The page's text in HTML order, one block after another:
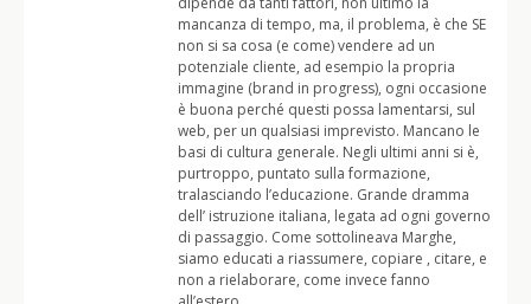
mancanza di tempo, ma, il problema, è che SE
non si sa cosa (e come) vendere ad un
potenziale cliente, ad esempio la propria
immagine (brand in progress), ogni occasione
è buona perché questi possa lamentarsi, sul
web, per un qualsiasi imprevisto. Mancano le
basi di cultura generale. Negli ultimi anni si è,
purtroppo, puntato sulla formazione,
tralasciando l’educazione. Grande dramma
dell’ istruzione italiana, legata ad ogni governo
di passaggio. Come sottolineava Marghe,
siamo educati a riassumere, copiare , citare, e
non a rielaborare, come invece fanno